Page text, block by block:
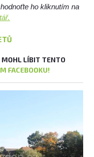
ho kliknutím na
MOHL LÍBIT TENTO
FACEBOOKU!